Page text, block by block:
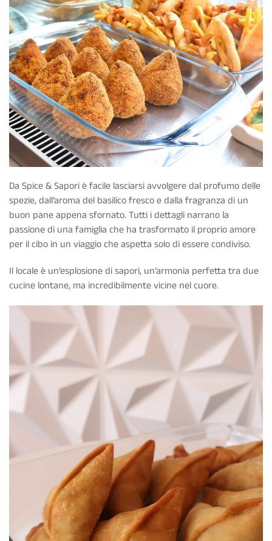
Da Spice & Sapori è facile lasciarsi avvolgere dal profumo delle
spezie, dall’aroma del basilico fresco e dalla fragranza di un
buon pane appena sfornato. Tutti i dettagli narrano la
passione di una famiglia che ha trasformato il proprio amore
per il cibo in un viaggio che aspetta solo di essere condiviso.
Il locale è un’esplosione di sapori, un’armonia perfetta tra due
cucine lontane, ma incredibilmente vicine nel cuore.